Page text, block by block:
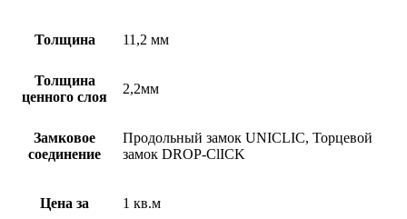
Толщина 11,2 мм
Толщина
ценного слоя
2,2мм
Замковое
соединение
Продольный замок UNICLIC, Торцевой
замок DROP-ClICK
Цена за 1 кв.м